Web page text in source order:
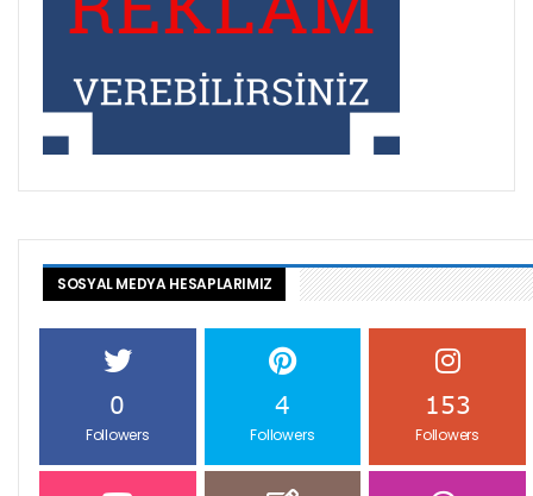
SOSYAL MEDYA HESAPLARIMIZ
0
Followers
4
Followers
153
Followers